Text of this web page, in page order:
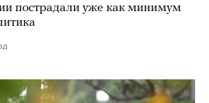
пострадали уже как минимум